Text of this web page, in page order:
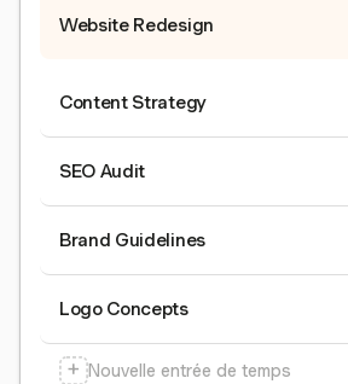
Website Redesign
Content Strategy
SEO Audit
Brand Guidelines
Logo Concepts
+ Nouvelle entrée de temps